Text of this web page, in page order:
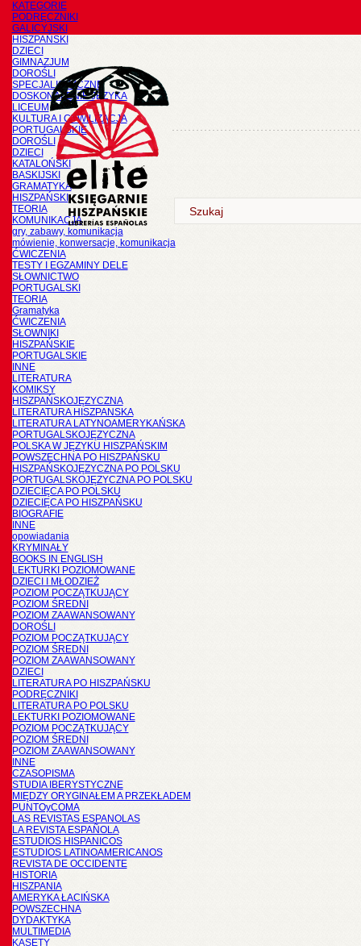
KATEGORIE
PODRĘCZNIKI
GALICYJSKI
HISZPAŃSKI
DZIECI
GIMNAZJUM
DOROŚLI
SPECJALISTYCZNE
DOSKONALENIE JĘZYKA
LICEUM
KULTURA I CYWILIZACJA
PORTUGALSKIE
DOROŚLI
DZIECI
KATALOŃSKI
BASKIJSKI
GRAMATYKA
HISZPAŃSKI
TEORIA
KOMUNIKACJA
gry, zabawy, komunikacja
mówienie, konwersacje, komunikacja
ĆWICZENIA
TESTY I EGZAMINY DELE
SŁOWNICTWO
PORTUGALSKI
TEORIA
Gramatyka
ĆWICZENIA
SŁOWNIKI
HISZPAŃSKIE
PORTUGALSKIE
INNE
LITERATURA
KOMIKSY
HISZPAŃSKOJĘZYCZNA
LITERATURA HISZPANSKA
LITERATURA LATYNOAMERYKAŃSKA
PORTUGALSKOJĘZYCZNA
POLSKA W JĘZYKU HISZPAŃSKIM
POWSZECHNA PO HISZPAŃSKU
HISZPAŃSKOJĘZYCZNA PO POLSKU
PORTUGALSKOJĘZYCZNA PO POLSKU
DZIECIĘCA PO POLSKU
DZIECIĘCA PO HISZPAŃSKU
BIOGRAFIE
INNE
opowiadania
KRYMINAŁY
BOOKS IN ENGLISH
LEKTURKI POZIOMOWANE
DZIECI I MŁODZIEŻ
POZIOM POCZĄTKUJĄCY
POZIOM ŚREDNI
POZIOM ZAAWANSOWANY
DOROŚLI
POZIOM POCZĄTKUJĄCY
POZIOM ŚREDNI
POZIOM ZAAWANSOWANY
DZIECI
LITERATURA PO HISZPAŃSKU
PODRĘCZNIKI
LITERATURA PO POLSKU
LEKTURKI POZIOMOWANE
POZIOM POCZĄTKUJĄCY
POZIOM ŚREDNI
POZIOM ZAAWANSOWANY
INNE
CZASOPISMA
STUDIA IBERYSTYCZNE
MIĘDZY ORYGINAŁEM A PRZEKŁADEM
PUNTOyCOMA
LAS REVISTAS ESPANOLAS
LA REVISTA ESPAÑOLA
ESTUDIOS HISPANICOS
ESTUDIOS LATINOAMERICANOS
REVISTA DE OCCIDENTE
HISTORIA
HISZPANIA
AMERYKA ŁACIŃSKA
POWSZECHNA
DYDAKTYKA
MULTIMEDIA
KASETY